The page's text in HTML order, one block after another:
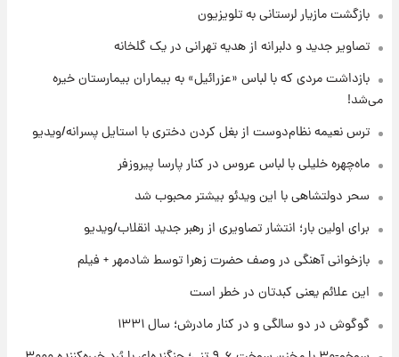
۸ ساعت پیش
قیمت محصولات ایران‌خودرو و سایپا امروز شنبه
۱۷ مرداد ۱۴۰۵
شنبه ۱۷ مرداد ۱۴۰۵
۲۲ ساعت پیش
بازیکن به درد نخور استقلال با مقصد اروپا این
بازگشت مازیار لرستانی به تلویزیون
تصاویر جدید و دلبرانه از هدیه تهرانی در یک گلخانه
بازداشت مردی که با لباس «عزرائیل» به بیماران بیمارستان خیره
می‌شد!
ترس نعیمه نظام‌دوست از بغل کردن دختری با استایل پسرانه/ویدیو
ماه‌چهره خلیلی با لباس عروس در کنار پارسا پیروزفر
سحر دولتشاهی با این ویدئو بیشتر محبوب شد
برای اولین بار؛ انتشار تصاویری از رهبر جدید انقلاب/ویدیو
بازخوانی آهنگی در وصف حضرت زهرا توسط شادمهر + فیلم
این علائم یعنی کبدتان در خطر است
گوگوش در دو سالگی و در کنار مادرش؛ سال ۱۳۳۱